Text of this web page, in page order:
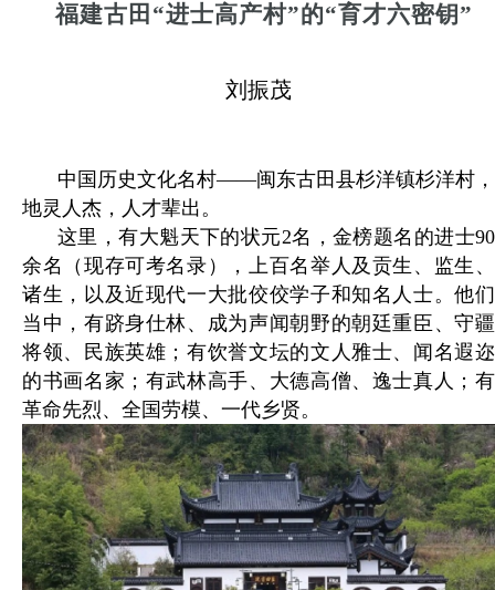
福建古田“进士高产村”的“育才六密钥”
刘振茂
中国历史文化名村——闽东古田县杉洋镇杉洋村，
地灵人杰，人才辈出。
这里，有大魁天下的状元2名，金榜题名的进士90
余名（现存可考名录），上百名举人及贡生、监生、
诸生，以及近现代一大批佼佼学子和知名人士。他们
当中，有跻身仕林、成为声闻朝野的朝廷重臣、守疆
将领、民族英雄；有饮誉文坛的文人雅士、闻名遐迩
的书画名家；有武林高手、大德高僧、逸士真人；有
革命先烈、全国劳模、一代乡贤。